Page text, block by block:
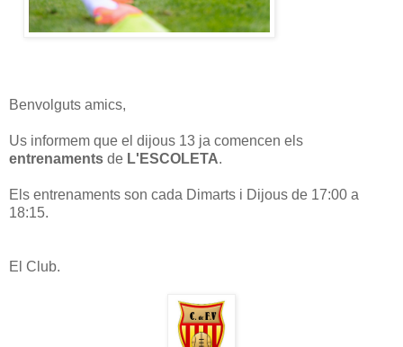
Benvolguts amics,
Us informem que el dijous 13 ja comencen els
entrenaments de L'ESCOLETA.
Els entrenaments son cada Dimarts i Dijous de 17:00 a
18:15.
El Club.